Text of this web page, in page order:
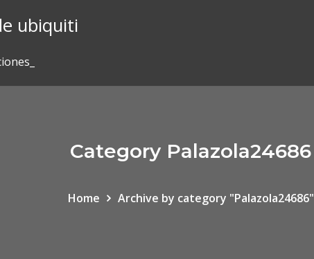
ubiquiti
Category Palazola24686
Home Archive by category "Palazola24686"